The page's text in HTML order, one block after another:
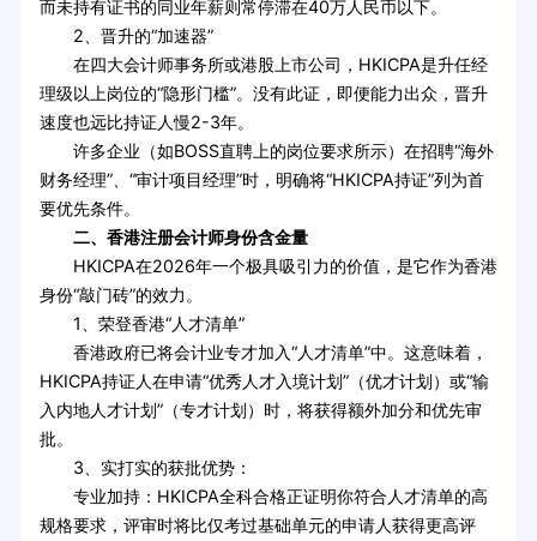
而未持有证书的同业年薪则常停滞在40万人民币以下。
2、晋升的“加速器”
在四大会计师事务所或港股上市公司，HKICPA是升任经
理级以上岗位的“隐形门槛”。没有此证，即便能力出众，晋升
速度也远比持证人慢2-3年。
许多企业（如BOSS直聘上的岗位要求所示）在招聘“海外
财务经理”、“审计项目经理”时，明确将“HKICPA持证”列为首
要优先条件。
二、香港注册会计师身份含金量
HKICPA在2026年一个极具吸引力的价值，是它作为香港
身份“敲门砖”的效力。
1、荣登香港“人才清单”
香港政府已将会计业专才加入“人才清单”中。这意味着，
HKICPA持证人在申请“优秀人才入境计划”（优才计划）或“输
入内地人才计划”（专才计划）时，将获得额外加分和优先审
批。
3、实打实的获批优势：
专业加持：HKICPA全科合格正证明你符合人才清单的高
规格要求，评审时将比仅考过基础单元的申请人获得更高评